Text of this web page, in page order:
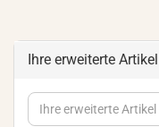
Ihre erweiterte
Ihre
erweiterte